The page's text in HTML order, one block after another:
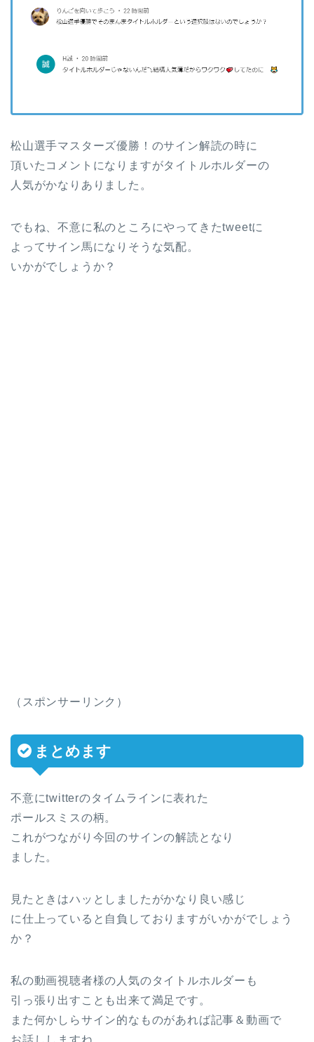
松山選手マスターズ優勝！のサイン解読の時に
頂いたコメントになりますがタイトルホルダーの
人気がかなりありました。
でもね、不意に私のところにやってきたtweetに
よってサイン馬になりそうな気配。
いかがでしょうか？
（スポンサーリンク）
まとめます
不意にtwitterのタイムラインに表れた
ポールスミスの柄。
これがつながり今回のサインの解読となり
ました。
見たときはハッとしましたがかなり良い感じ
に仕上っていると自負しておりますがいかがでしょう
か？
私の動画視聴者様の人気のタイトルホルダーも
引っ張り出すことも出来て満足です。
また何かしらサイン的なものがあれば記事＆動画で